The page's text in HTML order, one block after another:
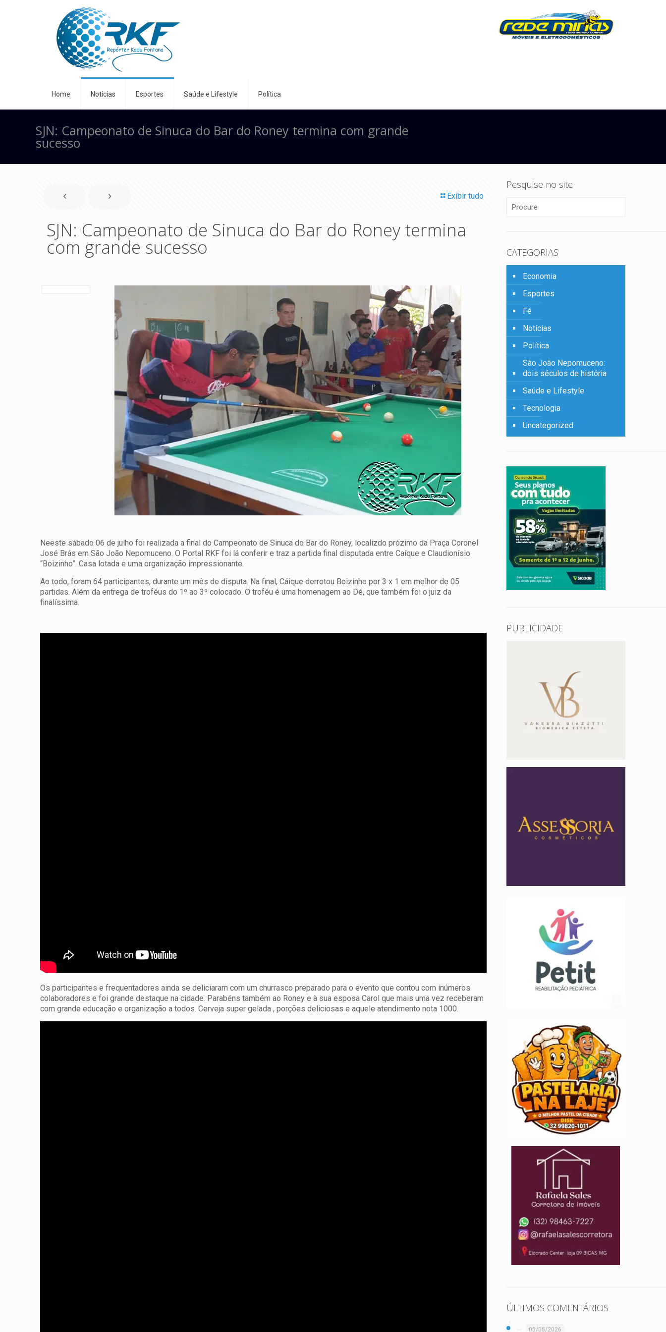
Home Notícias Esportes Saúde e Lifestyle Política
SJN: Campeonato de Sinuca do Bar do Roney termina com grande
sucesso
Exibir tudo
SJN: Campeonato de Sinuca do Bar do Roney termina
com grande sucesso
Neeste sábado 06 de julho foi realizada a final do Campeonato de Sinuca do Bar do Roney, localizdo prózimo da Praça Coronel
José Brás em São João Nepomuceno. O Portal RKF foi lá conferir e traz a partida final disputada entre Caíque e Claudionísio
“Boizinho”. Casa lotada e uma organização impressionante.
Ao todo, foram 64 participantes, durante um mês de disputa. Na final, Cáique derrotou Boizinho por 3 x 1 em melhor de 05
partidas. Além da entrega de troféus do 1º ao 3º colocado. O troféu é uma homenagem ao Dé, que também foi o juiz da
finalíssima.
Os participantes e frequentadores ainda se deliciaram com um churrasco preparado para o evento que contou com inúmeros
colaboradores e foi grande destaque na cidade. Parabéns também ao Roney e à sua esposa Carol que mais uma vez receberam
com grande educação e organização a todos. Cerveja super gelada , porções deliciosas e aquele atendimento nota 1000.
Pesquise no site
CATEGORIAS
Economia
Esportes
Fé
Notícias
Política
São João Nepomuceno:
dois séculos de história
Saúde e Lifestyle
Tecnologia
Uncategorized
PUBLICIDADE
ÚLTIMOS COMENTÁRIOS
05/05/2026